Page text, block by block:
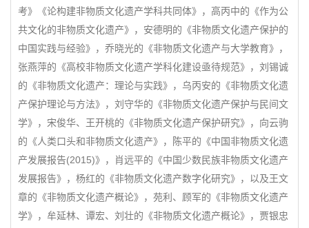
考》《论构建非物质文化遗产学科共同体》，高丙中的《作为公
共文化的非物质文化遗产》，安德明的《非物质文化遗产保护的
中国实践与经验》，乔晓光的《非物质文化遗产与大学教育》，
张燕萍的《高校非物质文化遗产学科化建设亟待规范》，刘锡诚
的《非物质文化遗产：理论与实践》，乌丙安的《非物质文化遗
产保护理论与方法》，刘守华的《非物质文化遗产保护与民间文
学》，宋俊华、王开桃的《非物质文化遗产保护研究》，向云驹
的《人类口头和非物质文化遗产》，陈平的《中国非物质文化遗
产发展报告(2015)》，肖远平的《中国少数民族非物质文化遗产
发展报告》，杨红的《非物质文化遗产数字化研究》，以及王文
章的《非物质文化遗产概论》，苑利、顾军的《非物质文化遗产
学》，牟延林、谭宏、刘壮的《非物质文化遗产概论》，贾银忠